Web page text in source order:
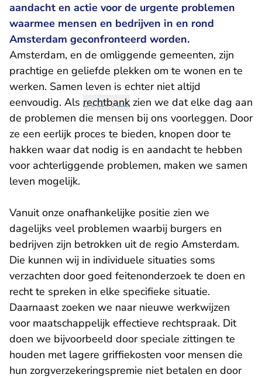
aandacht en actie voor de urgente problemen
waarmee mensen en bedrijven in en rond
Amsterdam geconfronteerd worden.
Amsterdam, en de omliggende gemeenten, zijn
prachtige en geliefde plekken om te wonen en te
werken. Samen leven is echter niet altijd
eenvoudig. Als rechtbank zien we dat elke dag aan
de problemen die mensen bij ons voorleggen. Door
ze een eerlijk proces te bieden, knopen door te
hakken waar dat nodig is en aandacht te hebben
voor achterliggende problemen, maken we samen
leven mogelijk.
Vanuit onze onafhankelijke positie zien we
dagelijks veel problemen waarbij burgers en
bedrijven zijn betrokken uit de regio Amsterdam.
Die kunnen wij in individuele situaties soms
verzachten door goed feitenonderzoek te doen en
recht te spreken in elke specifieke situatie.
Daarnaast zoeken we naar nieuwe werkwijzen
voor maatschappelijk effectieve rechtspraak. Dit
doen we bijvoorbeeld door speciale zittingen te
houden met lagere griffiekosten voor mensen die
hun zorgverzekeringspremie niet betalen en door